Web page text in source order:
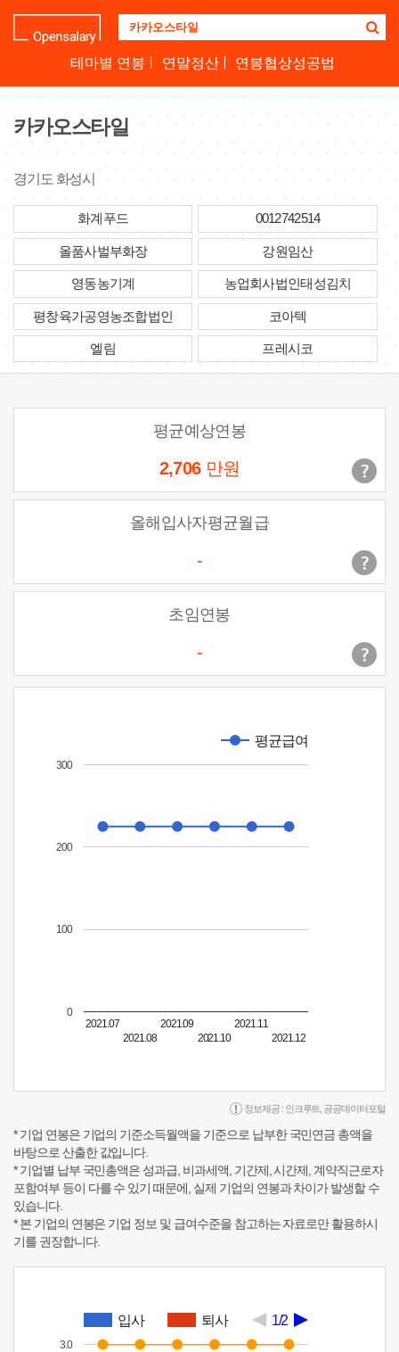
업
명
하
테마별 연봉 연말정산 연봉협상성공법
카카오스타일
경기도 화성시
화계푸드 0012742514
올품사벌부화장 강원임산
영동농기계 농업회사법인태성김치
평창육가공영농조합법인 코아텍
엘림 프레시코
평균예상연봉
2,706 만원
올해입사자평균월급
-
초임연봉
-
평균급여
2021.07
2021.08
2021.09
2021.10
2021.11
2021.12
0
100
200
300
정보제공 : 인크루트 공공데이터포털
* 기업 연봉은 기업의 기준소득월액을 기준으로 납부한 국민연금 총액을
바탕으로 산출한 값입니다.
* 기업별 납부 국민총액은 성과급, 비과세액, 기간제, 시간제, 계약직근로자
포함여부 등이 다를 수 있기 때문에, 실제 기업의 연봉과 차이가 발생할 수
있습니다.
* 본 기업의 연봉은 기업 정보 및 급여수준을 참고하는 자료로만 활용하시
기를 권장합니다.
입사 퇴사 1/2
3.0